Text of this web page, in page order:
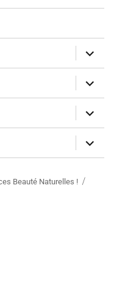
ouvrir
le
sous-
menu
ouvrir
le
sous-
menu
ouvrir
le
sous-
menu
ouvrir
le
sous-
Beauté Naturelles !